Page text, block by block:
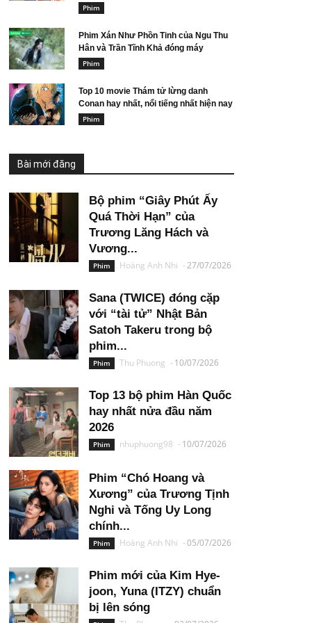
Phim
Phim Xán Như Phồn Tinh của Ngu Thu
Hân và Trần Tĩnh Khả đóng máy
Phim
Top 10 movie Thám tử lừng danh
Conan hay nhất, nổi tiếng nhất hiện nay
Phim
Bài mới đăng
Bộ phim “Giây Phút Ấy
Quá Thời Hạn” của
Trương Lăng Hách và
Vương...
Phim Hoàng Anh Nhi -27/07/2026
Sana (TWICE) đóng cặp
với “tài tử” Nhật Bản
Satoh Takeru trong bộ
phim...
Phim Thu Phuong - 10/07/2026
Top 13 bộ phim Hàn Quốc
hay nhất nửa đầu năm
2026
Phim nhuphuong98 - 10/07/2026
Phim “Chó Hoang và
Xương” của Trương Tịnh
Nghi và Tống Uy Long
chính...
Phim Hoàng Anh Nhi -05/07/2026
Phim mới của Kim Hye-
joon, Yuna (ITZY) chuẩn
bị lên sóng